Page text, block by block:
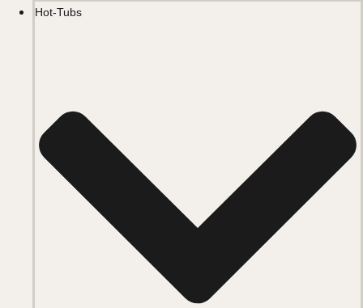
Hot-Tubs